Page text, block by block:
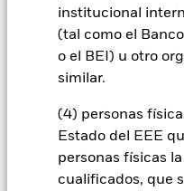
institucional
(tal como el
o el BEI) u otro
similar.
(4) personas
Estado del EEE
personas físicas
cualificados, que
En la medida en que el
para reducir los gastos, el
los ingresos asociadas que
de valores no incrementa
Fondo, esto ha quedado